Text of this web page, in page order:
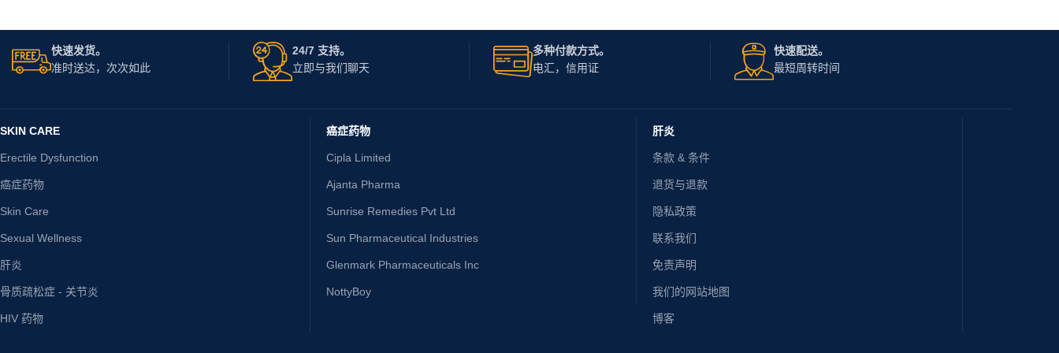
快速发货。
准时送达，次次如此
24/7 支持。
立即与我们聊天
多种付款方式。
电汇，信用证
快速配送。
最短周转时间
SKIN CARE
Erectile Dysfunction
癌症药物
Skin Care
Sexual Wellness
肝炎
骨质疏松症 - 关节炎
HIV 药物
癌症药物
Cipla Limited
Ajanta Pharma
Sunrise Remedies Pvt Ltd
Sun Pharmaceutical Industries
Glenmark Pharmaceuticals Inc
NottyBoy
肝炎
条款 & 条件
退货与退款
隐私政策
联系我们
免责声明
我们的网站地图
博客